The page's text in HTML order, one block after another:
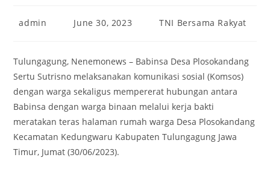
Post
admin
Post
June 30, 2023
Post
TNI Bersama Rakyat
Tulungagung, Nenemonews – Babinsa Desa Plosokandang
Sertu Sutrisno melaksanakan komunikasi sosial (Komsos)
dengan warga sekaligus mempererat hubungan antara
Babinsa dengan warga binaan melalui kerja bakti
meratakan teras halaman rumah warga Desa Plosokandang
Kecamatan Kedungwaru Kabupaten Tulungagung Jawa
Timur, Jumat (30/06/2023).